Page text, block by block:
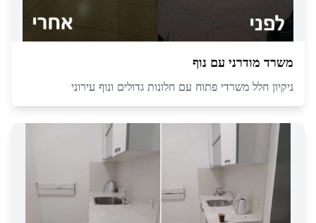
משרד מודרני עם נוף
ניקיון חלל משרדי פתוח עם חלונות גדולים ונוף עירוני